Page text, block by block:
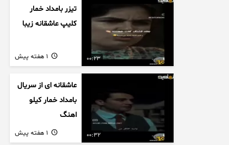
00:23
تیزر بامداد خمار
کلیپ عاشقانه زیبا
00:32
عاشقانه ای از سریال
بامداد خمار کیلو
اهنگ